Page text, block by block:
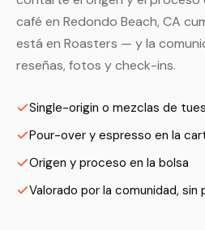
café en Redondo Beach, CA
está en Roasters — y la
reseñas, fotos y check-ins.
Single-origin o mezclas de
Pour-over y espresso en la
Origen y proceso en la bolsa
Valorado por la comunidad, sin